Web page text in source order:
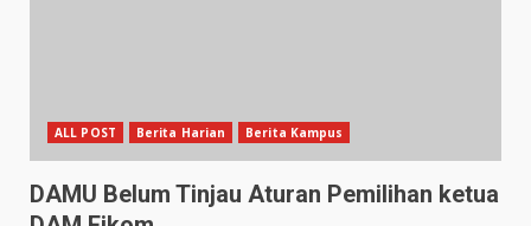
ALL POST Berita Harian Berita Kampus
DAMU Belum Tinjau Aturan Pemilihan ketua